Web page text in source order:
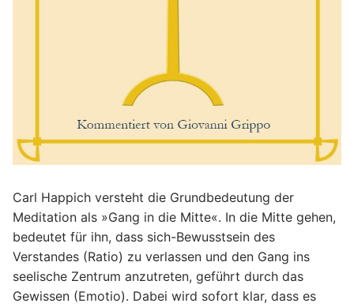
Carl Happich versteht die Grundbedeutung der
Meditation als »Gang in die Mitte«. In die Mitte gehen,
bedeutet für ihn, dass sich-Bewusstsein des
Verstandes (Ratio) zu verlassen und den Gang ins
seelische Zentrum anzutreten, geführt durch das
Gewissen (Emotio). Dabei wird sofort klar, dass es